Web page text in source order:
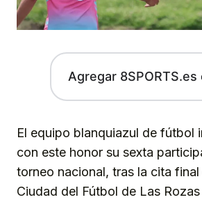
Agregar 8SPORTS.es
El equipo blanquiazul de fútbol
con este honor su sexta
torneo nacional, tras la cita final
Ciudad del Fútbol de Las